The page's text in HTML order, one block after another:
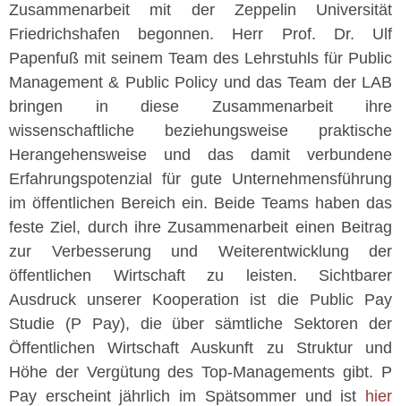
Zusammenarbeit mit der Zeppelin Universität
Friedrichshafen begonnen. Herr Prof. Dr. Ulf
Papenfuß mit seinem Team des Lehrstuhls für Public
Management & Public Policy und das Team der LAB
bringen in diese Zusammenarbeit ihre
wissenschaftliche beziehungsweise praktische
Herangehensweise und das damit verbundene
Erfahrungspotenzial für gute Unternehmensführung
im öffentlichen Bereich ein. Beide Teams haben das
feste Ziel, durch ihre Zusammenarbeit einen Beitrag
zur Verbesserung und Weiterentwicklung der
öffentlichen Wirtschaft zu leisten. Sichtbarer
Ausdruck unserer Kooperation ist die Public Pay
Studie (P Pay), die über sämtliche Sektoren der
Öffentlichen Wirtschaft Auskunft zu Struktur und
Höhe der Vergütung des Top-Managements gibt. P
Pay erscheint jährlich im Spätsommer und ist hier